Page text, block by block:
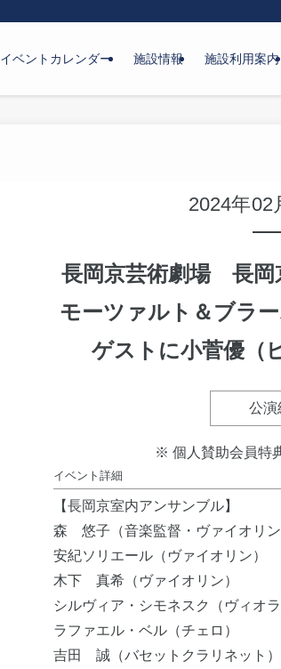
イベントカレンダー 施設情報 施設利用案内
2024年02
長岡京芸術劇場 長
モーツァルト＆ブラ
ゲストに小菅優（
公演
※ 個人賛助会員特
イベント詳細
【長岡京室内アンサンブル】
森 悠子（音楽監督・ヴァイオリン
安紀ソリエール（ヴァイオリン）
木下 真希（ヴァイオリン）
シルヴィア・シモネスク（ヴィオラ
ラファエル・ベル（チェロ）
吉田 誠（バセットクラリネット）